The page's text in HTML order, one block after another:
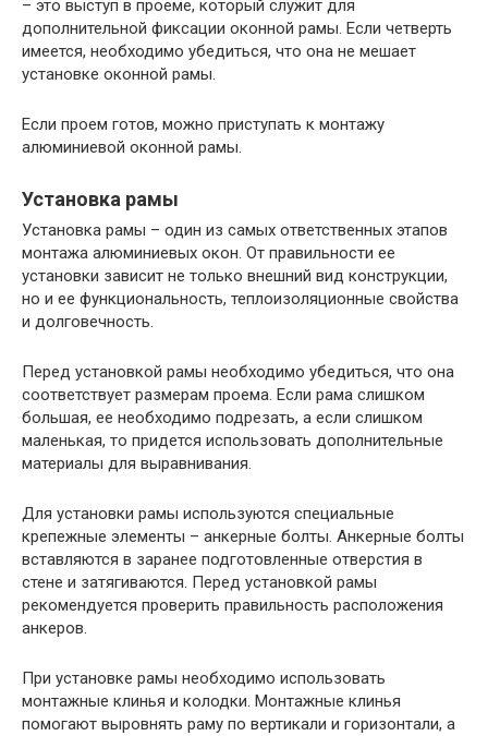
– это выступ в проеме, который служит для
дополнительной фиксации оконной рамы. Если четверть
имеется, необходимо убедиться, что она не мешает
установке оконной рамы.
Если проем готов, можно приступать к монтажу
алюминиевой оконной рамы.
Установка рамы
Установка рамы – один из самых ответственных этапов
монтажа алюминиевых окон. От правильности ее
установки зависит не только внешний вид конструкции,
но и ее функциональность, теплоизоляционные свойства
и долговечность.
Перед установкой рамы необходимо убедиться, что она
соответствует размерам проема. Если рама слишком
большая, ее необходимо подрезать, а если слишком
маленькая, то придется использовать дополнительные
материалы для выравнивания.
Для установки рамы используются специальные
крепежные элементы – анкерные болты. Анкерные болты
вставляются в заранее подготовленные отверстия в
стене и затягиваются. Перед установкой рамы
рекомендуется проверить правильность расположения
анкеров.
При установке рамы необходимо использовать
монтажные клинья и колодки. Монтажные клинья
помогают выровнять раму по вертикали и горизонтали, а